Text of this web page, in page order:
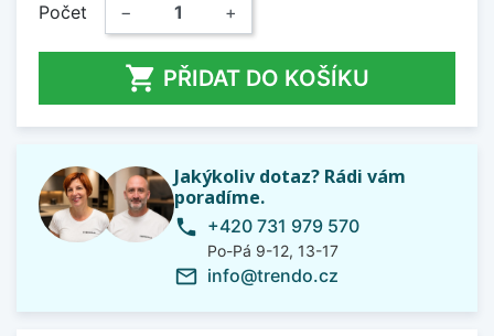
Počet − +
 PŘIDAT DO KOŠÍKU
Jakýkoliv dotaz? Rádi vám
poradíme.
phone +420 731 979 570
Po-Pá 9-12, 13-17
mail_outline info@trendo.cz